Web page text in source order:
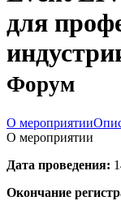
для
Форум
О мероприятии
О мероприятии
Дата проведения:
Окончание